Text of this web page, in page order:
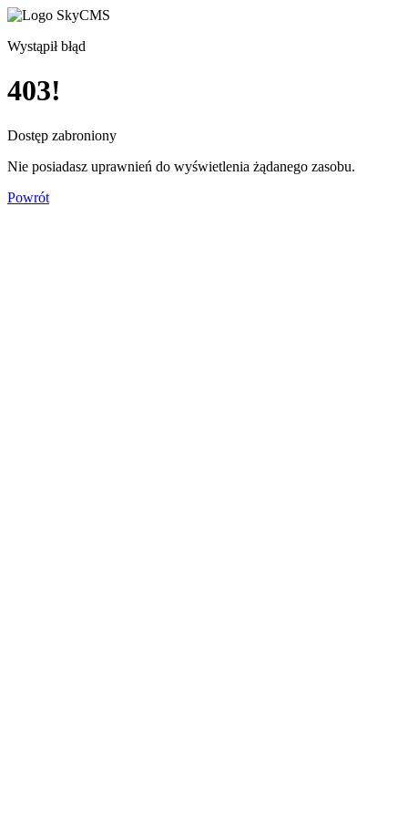
Wystąpił błąd
403!
Dostęp zabroniony
Nie posiadasz uprawnień do wyświetlenia żądanego zasobu.
Powrót